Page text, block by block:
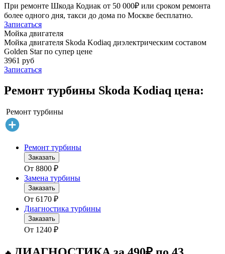
При ремонте Шкода Кодиак от 50 000₽ или сроком ремонта
более одного дня, такси до дома по Москве бесплатно.
Записаться
Мойка двигателя
Мойка двигателя Skoda Kodiaq диэлектрическим составом
Golden Star по супер цене
3961 руб
Записаться
Ремонт турбины Skoda Kodiaq цена:
Ремонт турбины
Ремонт турбины
Заказать
От 8800 ₽
Замена турбины
Заказать
От 6170 ₽
Диагностика турбины
Заказать
От 1240 ₽